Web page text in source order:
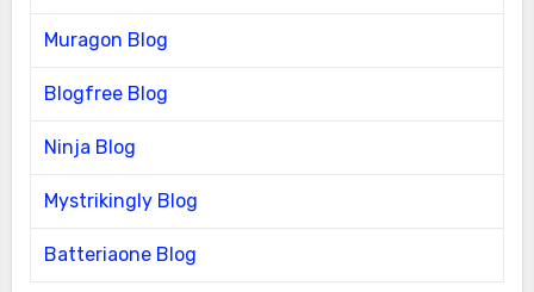
Muragon Blog
Blogfree Blog
Ninja Blog
Mystrikingly Blog
Batteriaone Blog